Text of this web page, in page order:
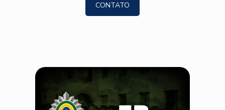
CONTATO